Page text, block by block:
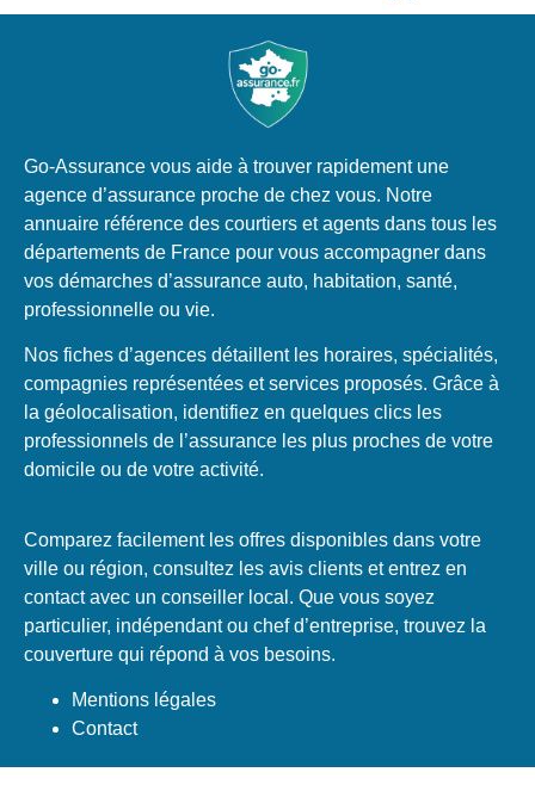
Go-Assurance vous aide à trouver rapidement une
agence d’assurance proche de chez vous. Notre
annuaire référence des courtiers et agents dans tous les
départements de France pour vous accompagner dans
vos démarches d’assurance auto, habitation, santé,
professionnelle ou vie.
Nos fiches d’agences détaillent les horaires, spécialités,
compagnies représentées et services proposés. Grâce à
la géolocalisation, identifiez en quelques clics les
professionnels de l’assurance les plus proches de votre
domicile ou de votre activité.
Comparez facilement les offres disponibles dans votre
ville ou région, consultez les avis clients et entrez en
contact avec un conseiller local. Que vous soyez
particulier, indépendant ou chef d’entreprise, trouvez la
couverture qui répond à vos besoins.
Mentions légales
Contact